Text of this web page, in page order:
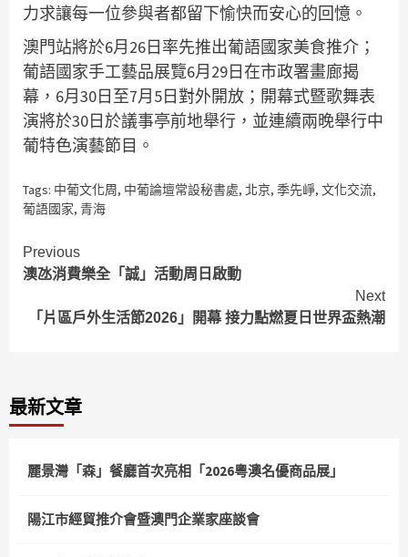
力求讓每一位參與者都留下愉快而安心的回憶。
澳門站將於6月26日率先推出葡語國家美食推介；
葡語國家手工藝品展覽6月29日在市政署畫廊揭
幕，6月30日至7月5日對外開放；開幕式暨歌舞表
演將於30日於議事亭前地舉行，並連續兩晚舉行中
葡特色演藝節目。
Tags: 中葡文化周, 中葡論壇常設秘書處, 北京, 季先崢, 文化交流,
葡語國家, 青海
Continue
Reading
Previous
澳氹消費樂全「誠」活動周日啟動
Next
「片區戶外生活節2026」開幕 接力點燃夏日世界盃熱潮
最新文章
麗景灣「森」餐廳首次亮相「2026粵澳名優商品展」
陽江市經貿推介會暨澳門企業家座談會